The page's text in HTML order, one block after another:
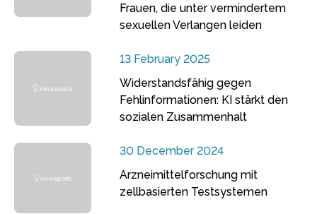
Frauen, die unter vermindertem
sexuellen Verlangen leiden
13 February 2025
Widerstandsfähig gegen
Fehlinformationen: KI stärkt den
sozialen Zusammenhalt
30 December 2024
Arzneimittelforschung mit
zellbasierten Testsystemen